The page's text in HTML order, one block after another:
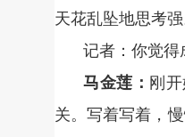
天花乱坠地思考强
记者：你觉得
马金莲： 刚
关。写着写着，